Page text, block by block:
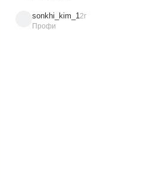
sonkhi_kim_1
Профи
2г